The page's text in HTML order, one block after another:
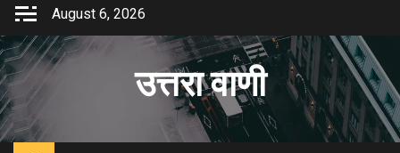
Skip
content
August 6, 2026
उत्तरा वाणी